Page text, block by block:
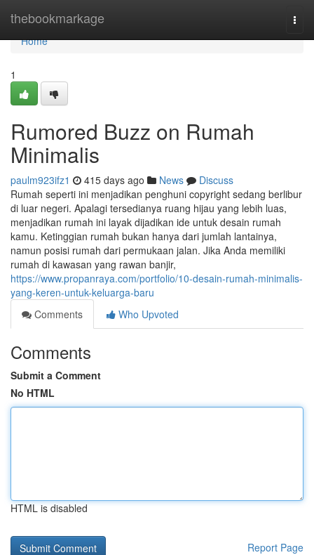
thebookmarkage
Home
Home
1
Rumored Buzz on Rumah
Minimalis
paulm923ifz1 415 days ago News
Discuss
Rumah seperti ini menjadikan penghuni copyright sedang berlibur
di luar negeri. Apalagi tersedianya ruang hijau yang lebih luas,
menjadikan rumah ini layak dijadikan ide untuk desain rumah
kamu. Ketinggian rumah bukan hanya dari jumlah lantainya,
namun posisi rumah dari permukaan jalan. Jika Anda memiliki
rumah di kawasan yang rawan banjir,
https://www.propanraya.com/portfolio/10-desain-rumah-minimalis-
yang-keren-untuk-keluarga-baru
Comments
Who Upvoted
Comments
Submit a Comment
No HTML
HTML is disabled
Report Page